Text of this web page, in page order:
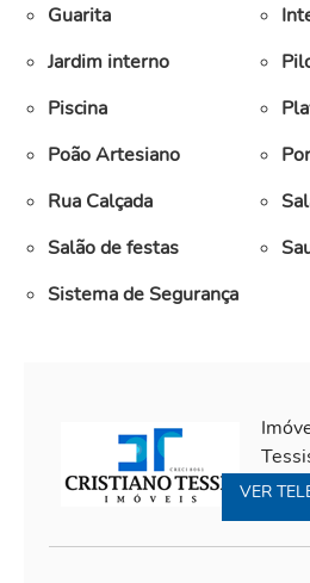
Guarita
Jardim interno
Piscina
Poão Artesiano
Rua Calçada
Salão de festas
Sistema de Segurança
VER